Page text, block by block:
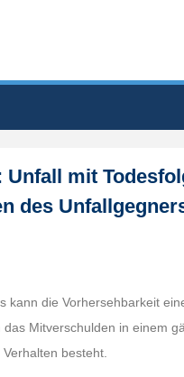
mit
des
kann die Vorhersehbarkeit
Mitverschulden in einem
besteht.